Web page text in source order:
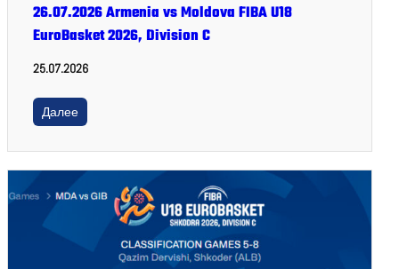
26.07.2026 Armenia vs Moldova FIBA U18
EuroBasket 2026, Division C
25.07.2026
Далее